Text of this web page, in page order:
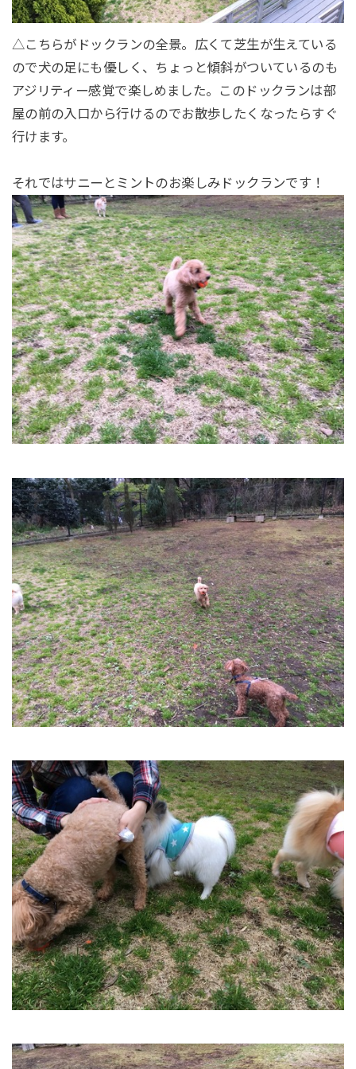
△こちらがドックランの全景。広くて芝生が生えている
ので犬の足にも優しく、ちょっと傾斜がついているのも
アジリティー感覚で楽しめました。このドックランは部
屋の前の入口から行けるのでお散歩したくなったらすぐ
行けます。
それではサニーとミントのお楽しみドックランです！